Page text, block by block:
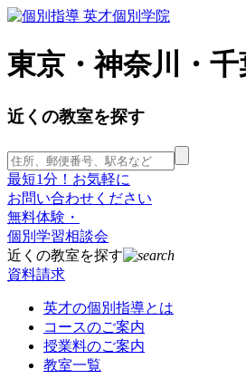
東京・神奈川・
近くの教室を探す
最短1分！お気軽に
お問い合わせください
無料体験・
個別学習相談会
近くの教室を探す
資料請求
英才の個別指導とは
コースのご案内
授業料のご案内
教室一覧